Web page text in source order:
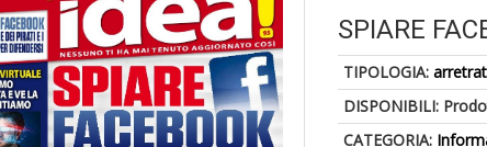
SPIARE
TIPOLOGIA:
DISPONIBILI:
CATEGORIA: